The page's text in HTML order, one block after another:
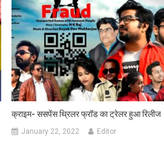
क्राइम- ससपेंस थ्रिलर फ्रॉड का ट्रेलर हुआ रिलीज
January 22, 2022 Editor